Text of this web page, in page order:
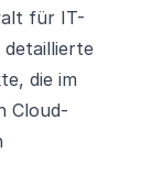
für IT-
detaillierte
die im
Cloud-